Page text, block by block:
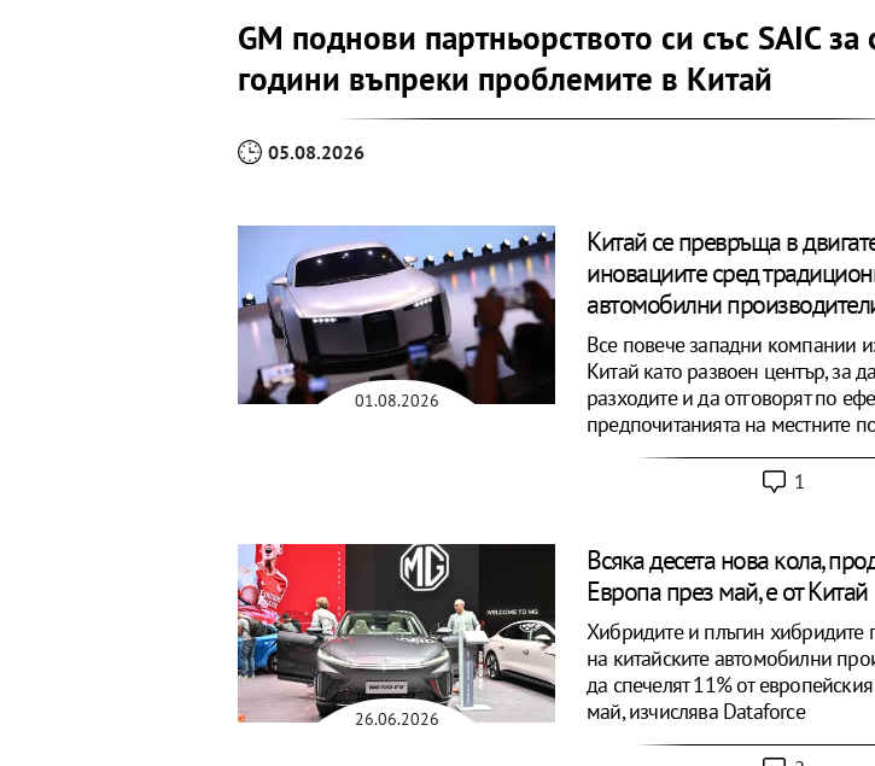
GM поднови партньорството си със SAIC
години въпреки проблемите в Китай
05.08.2026
01.08.2026
Китай се превръща в
иновациите сред
автомобилни
Все повече западни компании
Китай като развоен център, за
разходите и да отговорят по
предпочитанията на местните
1
26.06.2026
Всяка десета нова кола,
Европа през май, е от Китай
Хибридите и плъгин хибридите
на китайските автомобилни
да спечелят 11% от
май, изчислява Dataforce